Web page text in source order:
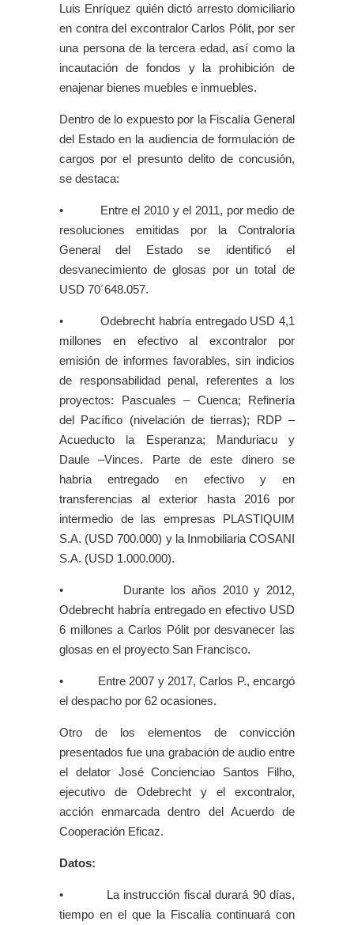
Luis Enríquez quién dictó arresto domiciliario
en contra del excontralor Carlos Pólit, por ser
una persona de la tercera edad, así como la
incautación de fondos y la prohibición de
enajenar bienes muebles e inmuebles.
Dentro de lo expuesto por la Fiscalía General
del Estado en la audiencia de formulación de
cargos por el presunto delito de concusión,
se destaca:
• Entre el 2010 y el 2011, por medio de
resoluciones emitidas por la Contraloría
General del Estado se identificó el
desvanecimiento de glosas por un total de
USD 70´648.057.
• Odebrecht habría entregado USD 4,1
millones en efectivo al excontralor por
emisión de informes favorables, sin indicios
de responsabilidad penal, referentes a los
proyectos: Pascuales – Cuenca; Refinería
del Pacífico (nivelación de tierras); RDP –
Acueducto la Esperanza; Manduriacu y
Daule –Vinces. Parte de este dinero se
habría entregado en efectivo y en
transferencias al exterior hasta 2016 por
intermedio de las empresas PLASTIQUIM
S.A. (USD 700.000) y la Inmobiliaria COSANI
S.A. (USD 1.000.000).
• Durante los años 2010 y 2012,
Odebrecht habría entregado en efectivo USD
6 millones a Carlos Pólit por desvanecer las
glosas en el proyecto San Francisco.
• Entre 2007 y 2017, Carlos P., encargó
el despacho por 62 ocasiones.
Otro de los elementos de convicción
presentados fue una grabación de audio entre
el delator José Concienciao Santos Filho,
ejecutivo de Odebrecht y el excontralor,
acción enmarcada dentro del Acuerdo de
Cooperación Eficaz.
Datos:
• La instrucción fiscal durará 90 días,
tiempo en el que la Fiscalía continuará con